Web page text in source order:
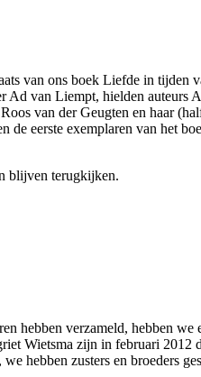
van ons boek Liefde in tijden
Ad van Liempt, hielden auteurs
van der Geugten en haar
de eerste exemplaren van het
blijven terugkijken.
hebben verzameld, hebben we
Wietsma zijn in februari 2012
hebben zusters en broeders